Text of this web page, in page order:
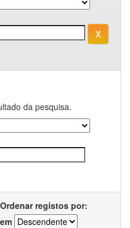
da pesquisa.
Ordenar registos por: